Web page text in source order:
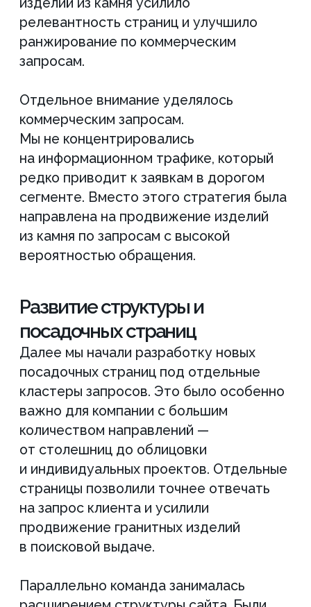
направлений.
были усилены направления, связанные
с наиболее востребованной продукцией
и повысить релевантность сайта под
конкретные категории изделий.
При расширении посадочных страниц
мы учитывали региональный спрос
и разные сценарии выбора продукции.
Отдельное внимание уделили seo
подоконников из камня: переработали
структуру страниц, усилили
релевантность контента под целевые
запросы. Благодаря этому сайт стал
подоконниками, а страницы начали
привлекать более заинтересованную
аудиторию.
Во время оптимизации каталога
и коммерческих блоков мы усилили
продвижение раковин из камня
и улучшили внутренние переходы
между разделами сайта.
Часть работ была направлена
на улучшение структуры под сложные
и дорогостоящие категории продукции.
Такой подход поддержал продвижение
лестниц из камня и помог повысить
видимость сайта в конкурентных
Дополнительно мы усилили категории,
создало условия для дальнейшего seo
фасадов из камня и расширения